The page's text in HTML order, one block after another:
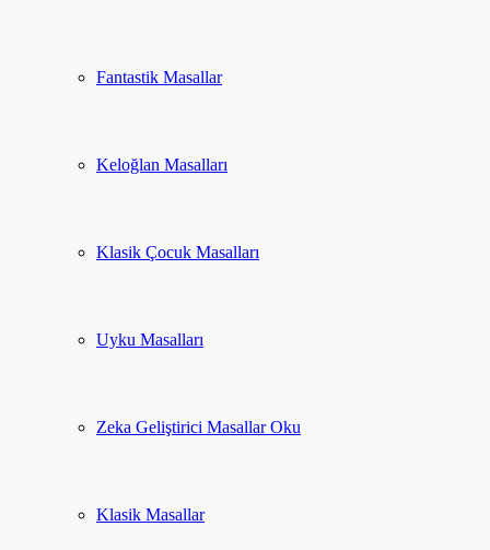
Fantastik Masallar
Keloğlan Masalları
Klasik Çocuk Masalları
Uyku Masalları
Zeka Geliştirici Masallar Oku
Klasik Masallar